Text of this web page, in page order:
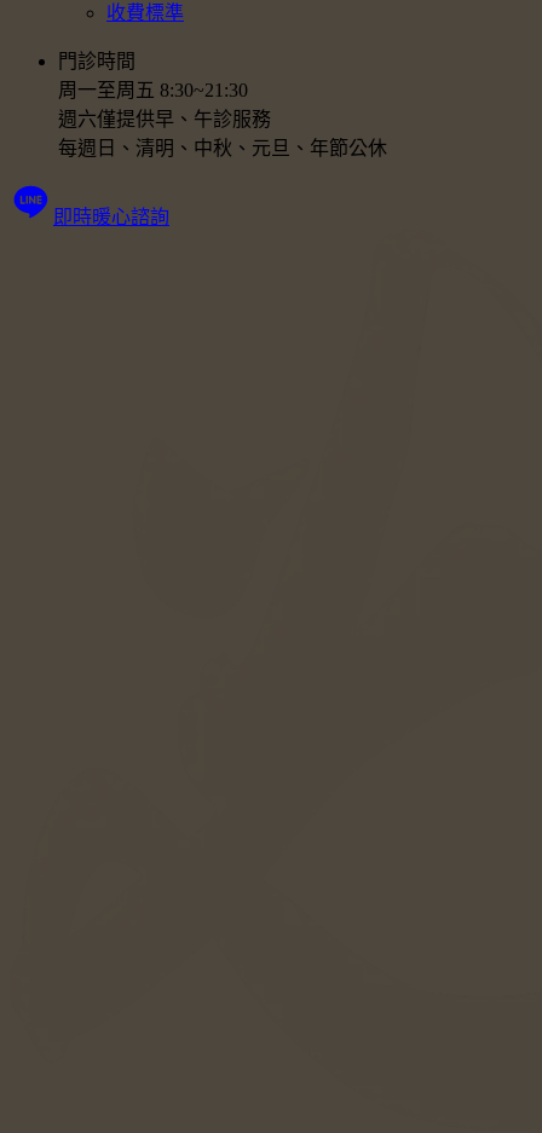
收費標準
門診時間
周一至周五 8:30~21:30
週六僅提供早、午診服務
每週日、清明、中秋、元旦、年節公休
即時暖心諮詢